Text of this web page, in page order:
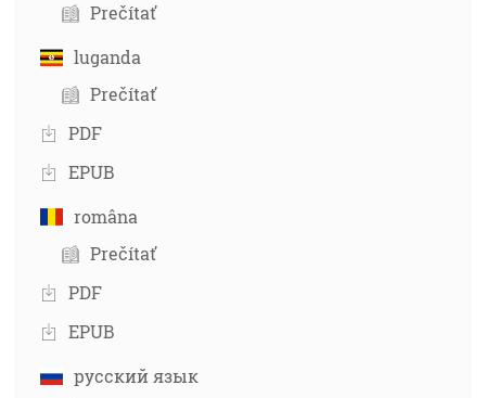
Prečítať
luganda
Prečítať
PDF
EPUB
româna
Prečítať
PDF
EPUB
русский язык